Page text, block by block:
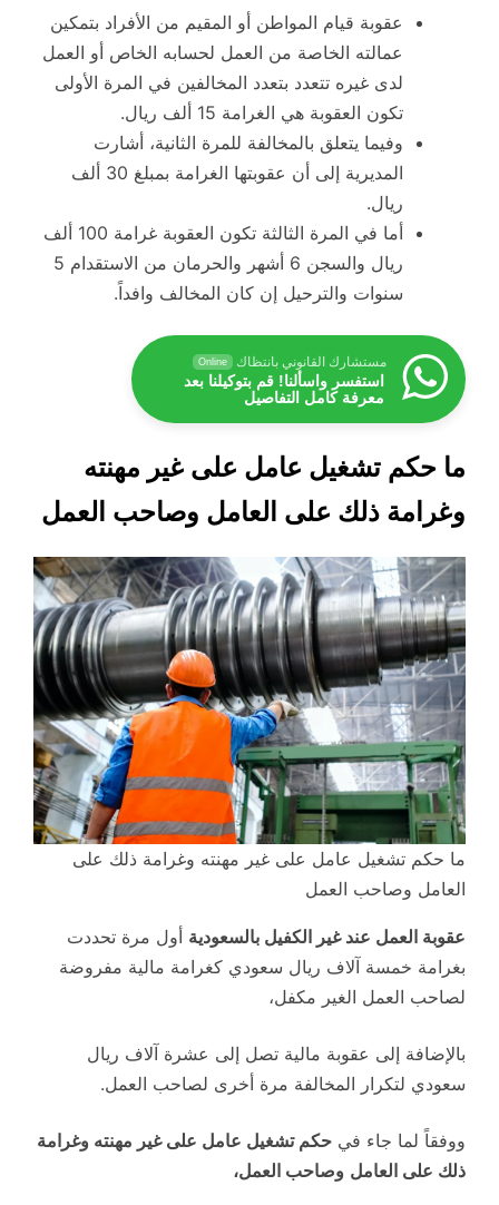
عقوبة قيام المواطن أو المقيم من الأفراد بتمكين
عمالته الخاصة من العمل لحسابه الخاص أو العمل
لدى غيره تتعدد بتعدد المخالفين في المرة الأولى
تكون العقوبة هي الغرامة 15 ألف ريال.
وفيما يتعلق بالمخالفة للمرة الثانية، أشارت
المديرية إلى أن عقوبتها الغرامة بمبلغ 30 ألف
ريال.
أما في المرة الثالثة تكون العقوبة غرامة 100 ألف
ريال والسجن 6 أشهر والحرمان من الاستقدام 5
سنوات والترحيل إن كان المخالف وافداً.
مستشارك القانوني بانتظاك Online
استفسر واسألنا! قم بتوكيلنا بعد
معرفة كامل التفاصيل
ما حكم تشغيل عامل على غير مهنته
وغرامة ذلك على العامل وصاحب العمل
ما حكم تشغيل عامل على غير مهنته وغرامة ذلك على
العامل وصاحب العمل
عقوبة العمل عند غير الكفيل بالسعودية أول مرة تحددت
بغرامة خمسة آلاف ريال سعودي كغرامة مالية مفروضة
لصاحب العمل الغير مكفل،
بالإضافة إلى عقوبة مالية تصل إلى عشرة آلاف ريال
سعودي لتكرار المخالفة مرة أخرى لصاحب العمل.
ووفقاً لما جاء في حكم تشغيل عامل على غير مهنته وغرامة
ذلك على العامل وصاحب العمل،